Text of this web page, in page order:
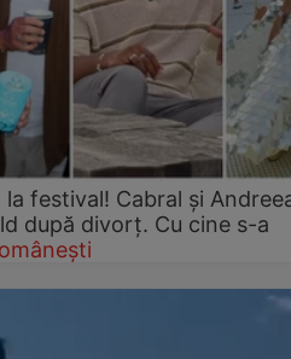
festival! Cabral și
după divorț. Cu cine s-a